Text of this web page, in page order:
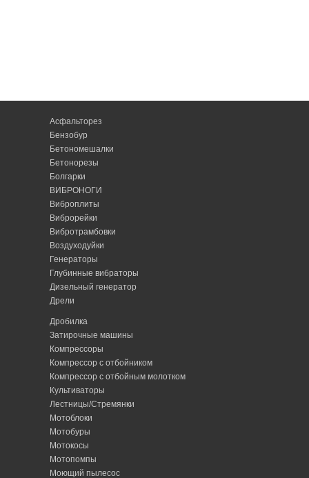
Асфальторез
Бензобур
Бетономешалки
Бетонорезы
Болгарки
ВИБРОНОГИ
Виброплиты
Виброрейки
Вибротрамбовки
Воздуходуйки
Генераторы
Глубинные вибраторы
Дизельный генератор
Дрели
Дробилка
Затирочные машины
Компрессоры
Компрессор с отбойником
Компрессор с отбойным молотком
Культиваторы
Лестницы/Стремянки
Мотоблоки
Мотобуры
Мотокосы
Мотопомпы
Моющий пылесос